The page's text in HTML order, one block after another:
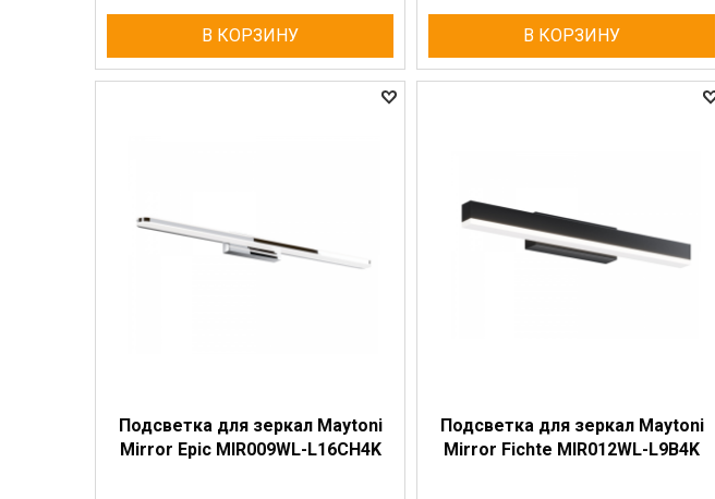
В КОРЗИНУ В КОРЗИНУ
Подсветка для зеркал Maytoni
Mirror Epic MIR009WL-L16CH4K
Подсветка для зеркал Maytoni
Mirror Fichte MIR012WL-L9B4K